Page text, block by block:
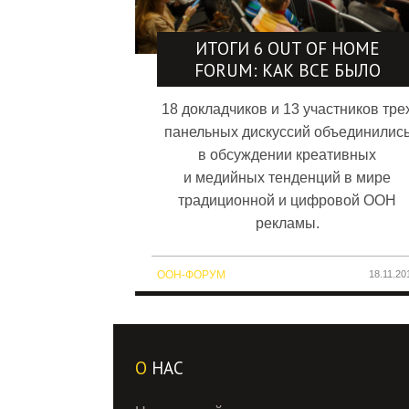
ИТОГИ 6 OUT OF HOME
FORUM: КАК ВСЕ БЫЛО
18 докладчиков и 13 участников
панельных дискуссий
в обсуждении креативных
и медийных тенденций в мире
традиционной и цифровой OOH
рекламы.
OOH-ФОРУМ
О НАС